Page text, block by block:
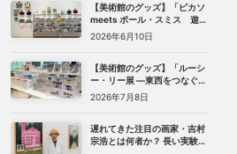
【美術館のグッズ】「ピカソ
meets ポール・スミス 遊び
心の冒険へ」（国立新美術
館）で見つけた、編集部おす
2026年6月10日
【美術館のグッズ】「ルーシ
ー・リー展 ―東西をつなぐ優
美のうつわ―」（東京都庭園
美術館）で見つけた、編集部
2026年7月8日
遅れてきた注目の画家・吉村
宗浩とは何者か？ 長い実験期